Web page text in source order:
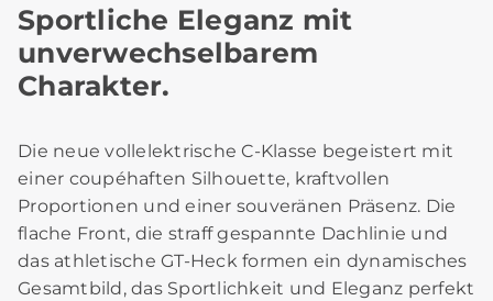
Sportliche Eleganz mit
unverwechselbarem
Charakter.
Die neue vollelektrische C‑Klasse begeistert mit
einer coupéhaften Silhouette, kraftvollen
Proportionen und einer souveränen Präsenz. Die
flache Front, die straff gespannte Dachlinie und
das athletische GT‑Heck formen ein dynamisches
Gesamtbild, das Sportlichkeit und Eleganz perfekt